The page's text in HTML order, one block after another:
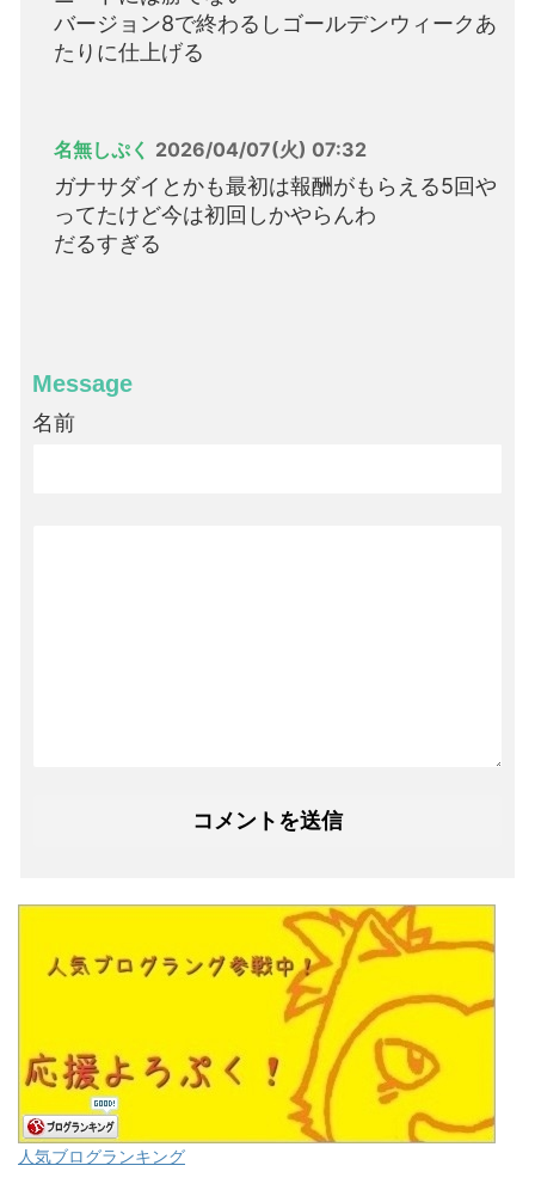
バージョン8で終わるしゴールデンウィークあ
たりに仕上げる
名無しぷく 2026/04/07(火) 07:32
ガナサダイとかも最初は報酬がもらえる5回や
ってたけど今は初回しかやらんわ
だるすぎる
Message
名前
人気ブログランキング